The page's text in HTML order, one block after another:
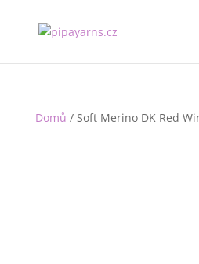
Domů / Soft Merino DK Red